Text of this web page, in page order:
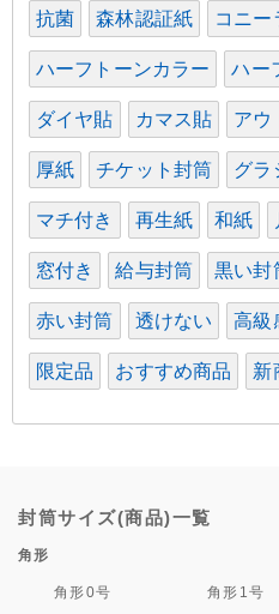
抗菌 森林認証紙 コニー
ハーフトーンカラー ハー
ダイヤ貼 カマス貼 アウ
厚紙 チケット封筒 グラ
マチ付き 再生紙 和紙
窓付き 給与封筒 黒い封
赤い封筒 透けない 高級
限定品 おすすめ商品 新
封筒サイズ(商品)一覧
角形
角形0号 角形1号